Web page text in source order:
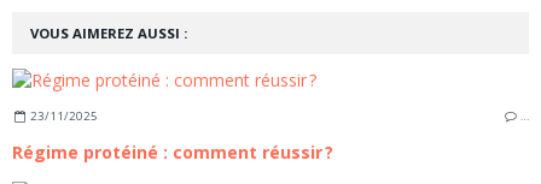
VOUS AIMEREZ AUSSI :
23/11/2025
Régime protéiné : comment réussir ?